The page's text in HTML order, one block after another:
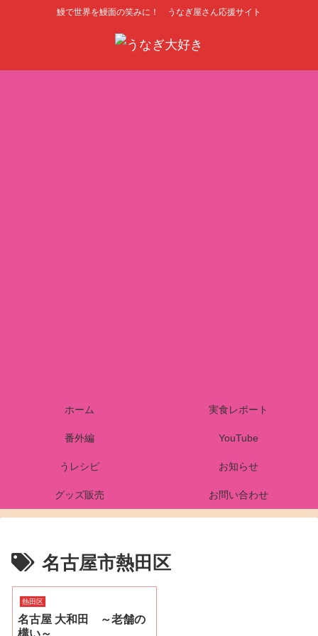
鰻で世界を鰻面の笑みに！ うなぎ屋さん応援サイト
ホーム 実食レポート
番外編 YouTube
うレシピ お知らせ
グッズ販売 お問い合わせ
名古屋市熱田区
熱田区
名古屋 大和田 ～老舗の
構い～